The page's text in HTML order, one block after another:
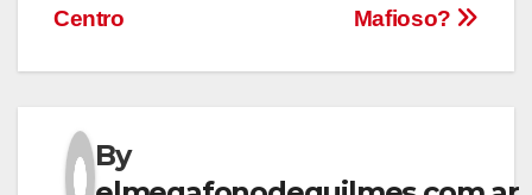
Mafioso?
Centro
By